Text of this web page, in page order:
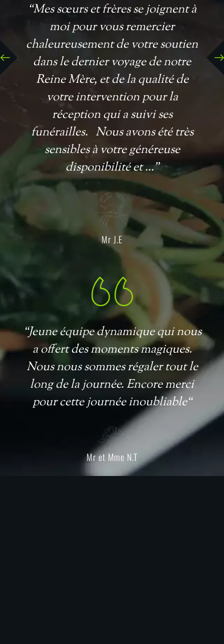
“Mes sœurs et frères se joignent à
moi pour vous remercier
chaleureusement de votre soutien
dans le dernier voyage de notre
Reine Mère, et de la qualité de
votre intervention pour la
réception qui a suivi ses
funérailles. Nous avons été très
sensibles à votre généreuse
disponibilité et ...”
Mr J.E
“Jeune équipe dynamique qui nous
a offert des moments magiques.
Nous nous sommes régaler tout le
long de la journée. Encore merci
pour cette journée inoubliable“
Mr et Mme N.T